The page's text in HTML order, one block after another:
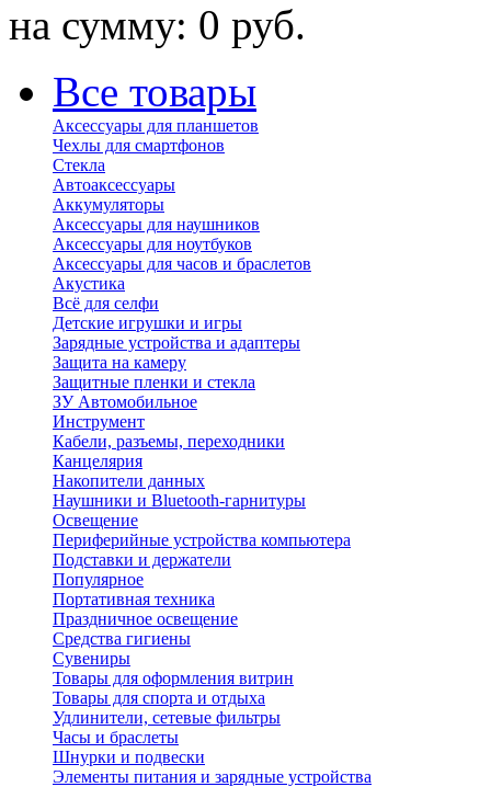
на сумму: 0 руб.
Все товары
Аксессуары для планшетов
Чехлы для смартфонов
Стекла
Автоаксессуары
Аккумуляторы
Аксессуары для наушников
Аксессуары для ноутбуков
Аксессуары для часов и браслетов
Акустика
Всё для селфи
Детские игрушки и игры
Зарядные устройства и адаптеры
Защита на камеру
Защитные пленки и стекла
ЗУ Автомобильное
Инструмент
Кабели, разъемы, переходники
Канцелярия
Накопители данных
Наушники и Bluetooth-гарнитуры
Освещение
Периферийные устройства компьютера
Подставки и держатели
Популярное
Портативная техника
Праздничное освещение
Средства гигиены
Сувениры
Товары для оформления витрин
Товары для спорта и отдыха
Удлинители, сетевые фильтры
Часы и браслеты
Шнурки и подвески
Элементы питания и зарядные устройства